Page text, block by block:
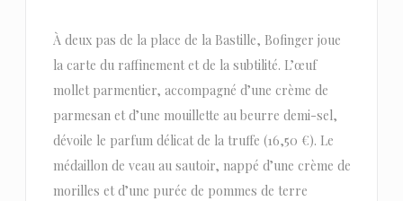
À deux pas de la place de la Bastille, Bofinger joue
la carte du raffinement et de la subtilité. L’œuf
mollet parmentier, accompagné d’une crème de
parmesan et d’une mouillette au beurre demi-sel,
dévoile le parfum délicat de la truffe (16,50 €). Le
médaillon de veau au sautoir, nappé d’une crème de
morilles et d’une purée de pommes de terre